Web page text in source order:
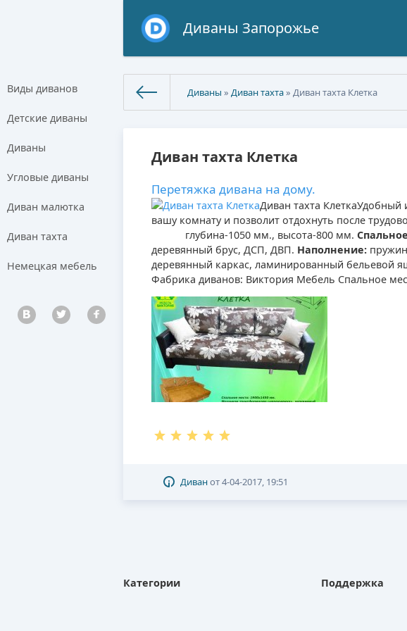
Диваны Запорожье
Виды диванов
Детские диваны
Диваны
Угловые диваны
Диван малютка
Диван тахта
Немецкая мебель
Диваны »Диван тахта» Диван тахта Клетка
Диван тахта Клетка
Перетяжка дивана на дому.
Диван тахта КлеткаУдобный
вашу комнату и позволит отдохнуть после
глубина-1050 мм., высота-800 мм.
деревянный брус, ДСП, ДВП. Наполнение:
деревянный каркас, ламинированный бельевой
Фабрика диванов: Виктория Мебель Спальное
Диванот4-04-2017, 19:51
Категории Поддержка